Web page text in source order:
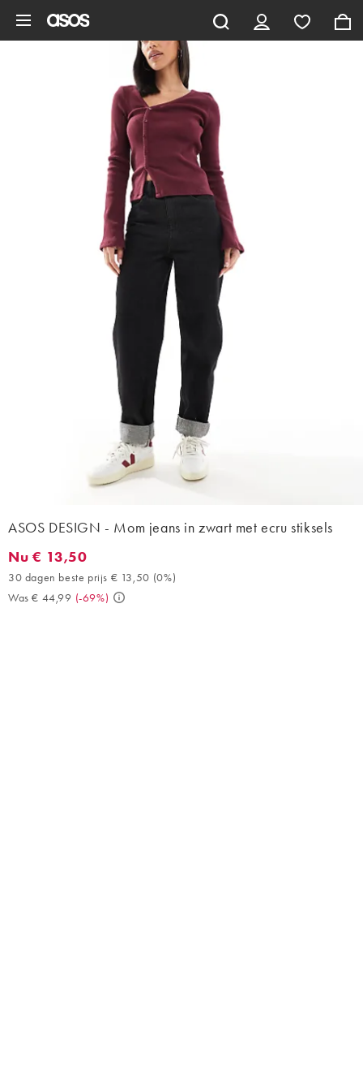
ASOS DESIGN - Mom jeans in zwart met ecru stiksels
Nu € 13,50. 30 dagen beste prijs € 13,50 (0%). Was € 44,99. (-
Nu € 13,50
30 dagen beste prijs € 13,50 (0%)
Was € 44,99 (-69%)